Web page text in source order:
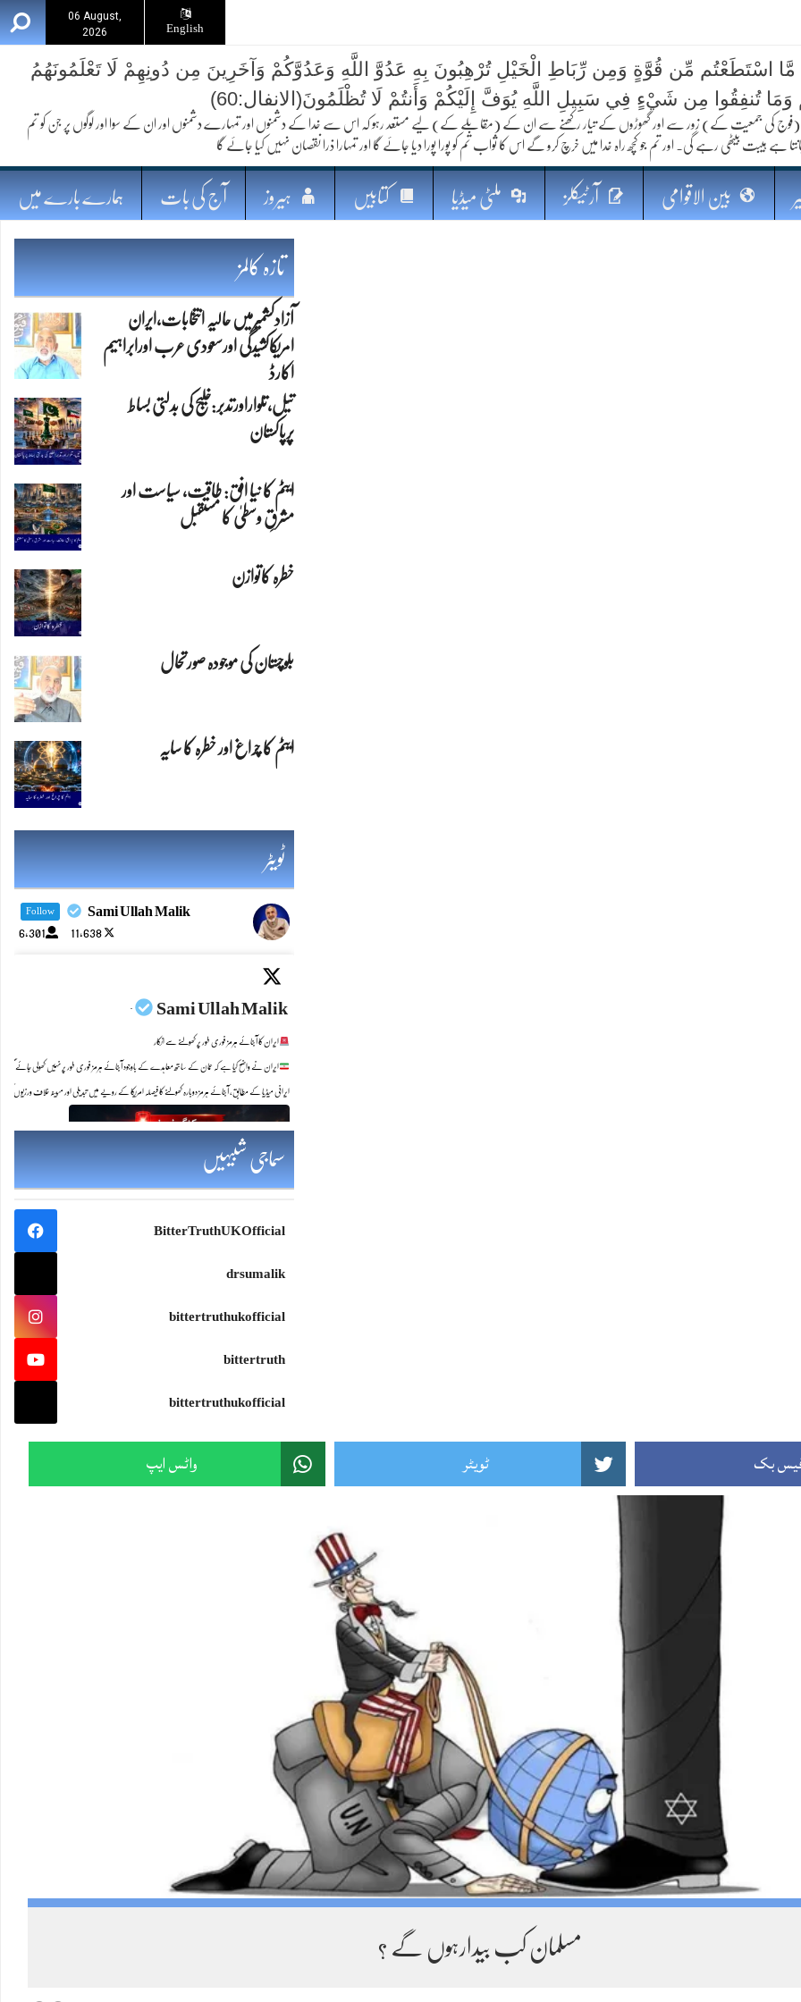
06 August,
2026
English
مستقبل
مَّا اسْتَطَعْتُم مِّن قُوَّةٍ وَمِن رِّبَاطِ الْخَيْلِ تُرْهِبُونَ بِهِ عَدُوَّ اللَّهِ وَعَدُوَّكُمْ وَآخَرِينَ مِن دُونِهِمْ لَا تَعْلَمُونَهُمُ
وَمَا تُنفِقُوا مِن شَيْءٍ فِي سَبِيلِ اللَّهِ يُوَفَّ إِلَيْكُمْ وَأَنتُمْ لَا تُظْلَمُونَ(الانفال:60)
کی جمعیت کے) زور سے اور گھوڑوں کے تیار رکھنے سے ان کے (مقابلے کے) لیے مستعد رہو کہ اس سے خدا کے دشمنوں اور تمہارے دشمنوں اور ان کے سوا اور لوگوں پر جن کو تم
ہے ہیبت بیٹھی رہے گی۔ اور تم جو کچھ راہ خدا میں خرچ کرو گے اس کا ثواب تم کو پورا پورا دیا جائے گا اور تمہارا ذرا نقصان نہیں کیا جائے گا
بین الاقوامی آرٹیکلز ملٹی میڈیا کتابیں ہیروز آج کی بات ہمارے بارے میں
تازہ کالمز
ایٹم کا چراغ اور خطرہ کا سایہ
آزادکشمیرمیں حالیہ انتخابات،ایران
امریکاکشیدگی اورسعودی عرب اورابراہیم
اکارڈ
تیل،تلواراورتدبر:خلیج کی بدلتی بساط
پرپاکستان
ایٹم کا نیا افق: طاقت، سیاست اور
مشرقِ وسطیٰ کا مستقبل
خطرہ کاتوازن
بلوچستان کی موجودہ صورتحال
ٹویٹر
Sami Ullah Malik
Follow
11,638
6,301
Sami Ullah Malik
·
ایران کا آبنائے ہرمز فوری طور پر کھولنے سے انکار
ایران نے واضح کیا ہے کہ عمان کے ساتھ معاہدے کے باوجود آبنائے ہرمز فوری طور پر نہیں کھولی جائے گی۔
ایرانی میڈیا کے مطابق، آبنائے ہرمز دوبارہ کھولنے کا فیصلہ امریکا کے رویے میں تبدیلی اور مبینہ خلاف ورزیوں کی
Twitter feed video.
سماجی شبیہیں
BitterTruthUKOfficial
drsumalik
bittertruthukofficial
bittertruth
bittertruthukofficial
بک ٹویٹر واٹس ایپ
مسلمان کب بیدارہوں گے ؟